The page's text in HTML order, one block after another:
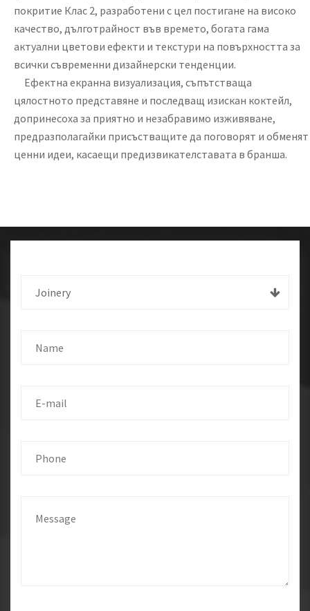
покритие Клас 2, разработени с цел постигане на високо
качество, дълготрайност във времето, богата гама
актуални цветови ефекти и текстури на повърхността за
всички съвременни дизайнерски тенденции.
Ефектна екранна визуализация, съпътстваща
цялостното представяне и последващ изискан коктейл,
допринесоха за приятно и незабравимо изживяване,
предразполагайки присъстващите да поговорят и обменят
ценни идеи, касаещи предизвикателставата в бранша.
Joinery